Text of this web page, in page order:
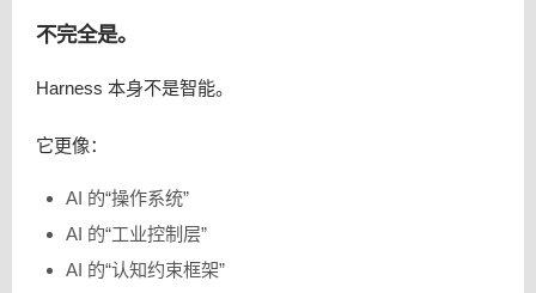
不完全是。
Harness 本身不是智能。
它更像：
AI 的“操作系统”
AI 的“工业控制层”
AI 的“认知约束框架”